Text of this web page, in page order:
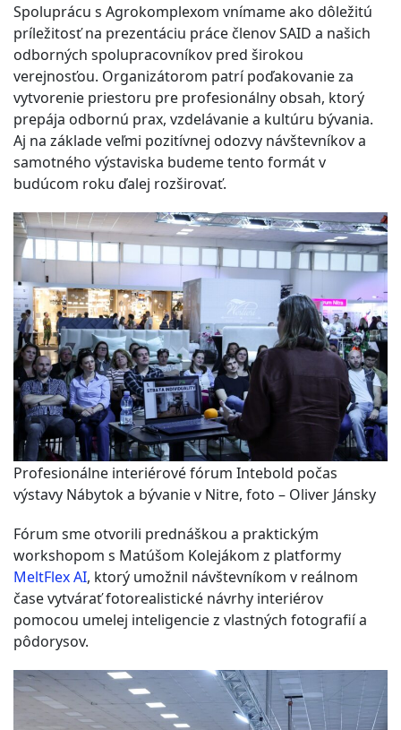
Spoluprácu s Agrokomplexom vnímame ako dôležitú
príležitosť na prezentáciu práce členov SAID a našich
odborných spolupracovníkov pred širokou
verejnosťou. Organizátorom patrí poďakovanie za
vytvorenie priestoru pre profesionálny obsah, ktorý
prepája odbornú prax, vzdelávanie a kultúru bývania.
Aj na základe veľmi pozitívnej odozvy návštevníkov a
samotného výstaviska budeme tento formát v
budúcom roku ďalej rozširovať.
Profesionálne interiérové fórum Intebold počas
výstavy Nábytok a bývanie v Nitre, foto – Oliver Jánsky
Fórum sme otvorili prednáškou a praktickým
workshopom s Matúšom Kolejákom z platformy
MeltFlex AI, ktorý umožnil návštevníkom v reálnom
čase vytvárať fotorealistické návrhy interiérov
pomocou umelej inteligencie z vlastných fotografií a
pôdorysov.